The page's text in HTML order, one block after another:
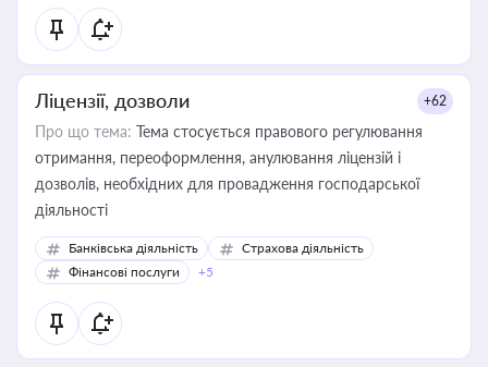
Ліцензії, дозволи +62
Про що тема: Тема стосується правового регулювання
отримання, переоформлення, анулювання ліцензій і
дозволів, необхідних для провадження господарської
діяльності
Банківська діяльність
Страхова діяльність
Фінансові послуги
+5